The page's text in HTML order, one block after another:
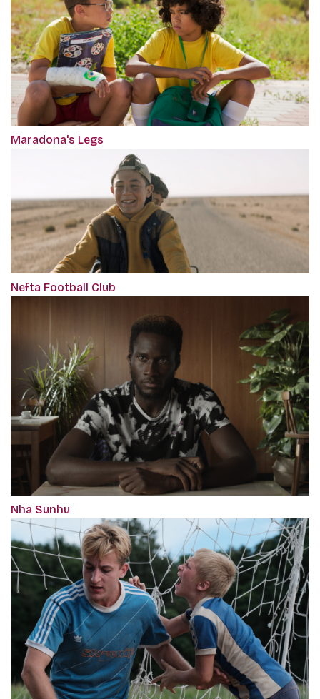
Maradona's Legs
Nefta Football Club
Nha Sunhu